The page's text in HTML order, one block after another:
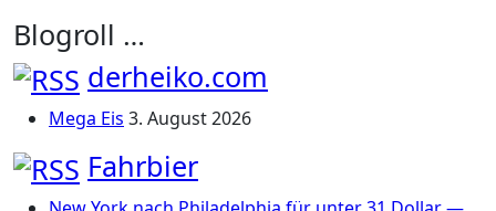
Blogroll …
derheiko.com
Mega Eis 3. August 2026
Fahrbier